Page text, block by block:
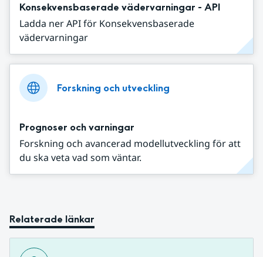
Konsekvensbaserade vädervarningar - API
Ladda ner API för Konsekvensbaserade
vädervarningar
Forskning och utveckling
Prognoser och varningar
Forskning och avancerad modellutveckling för att
du ska veta vad som väntar.
Relaterade länkar